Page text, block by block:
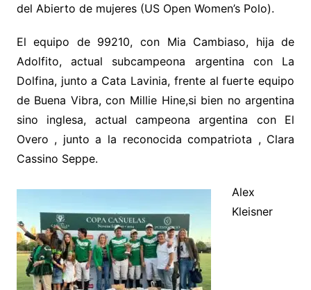
del Abierto de mujeres (US Open Women’s Polo).
El equipo de 99210, con Mia Cambiaso, hija de
Adolfito, actual subcampeona argentina con La
Dolfina, junto a Cata Lavinia, frente al fuerte equipo
de Buena Vibra, con Millie Hine,si bien no argentina
sino inglesa, actual campeona argentina con El
Overo , junto a la reconocida compatriota , Clara
Cassino Seppe.
Alex
Kleisner